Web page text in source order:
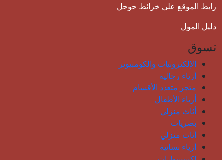
رابط الموقع على خرائط جوجل
دليل المول
تسوق
الإلكترونيات والكومبيوتر
أزياء رجالية
متجر متعدد الأقسام
أزياء الأطفال
أثاث منزلي
بصريات
أثاث منزلي
أزياء نسائية